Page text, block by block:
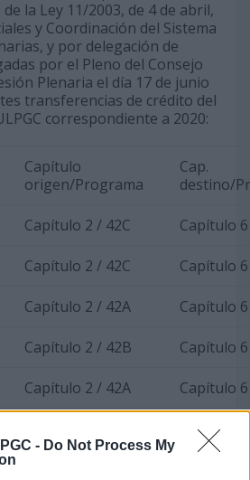
- Do Not Process My
la Ley 11/2003, de 4 de abril,
y Coordinación del Sistema
y por delegación de
por el Pleno del Consejo
Plenaria el día 17 de junio
transferencias de crédito del
correspondiente a 2020:
Capítulo
origen/Programa
Cap.
destino/
Capítulo 2 / 42C Capítulo
Capítulo 2 / 42C Capítulo
Capítulo 2 / 42A Capítulo
Capítulo 2 / 42B Capítulo
Capítulo 2 / 42A Capítulo
Capítulo